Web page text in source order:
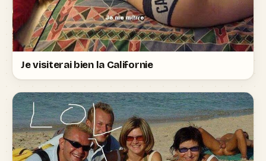
Je visiterai bien la Californie